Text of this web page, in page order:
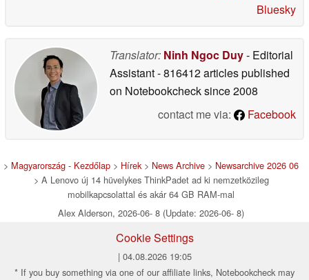
Bluesky
Translator: Ninh Ngoc Duy- Editorial
Assistant- 816412 articles published
on Notebookchecksince 2008
contact me via:
Facebook
> Magyarország - Kezdőlap > Hírek > News Archive > Newsarchive 2026 06
> A Lenovo új 14 hüvelykes ThinkPadet ad ki nemzetközileg
mobilkapcsolattal és akár 64 GB RAM-mal
Alex Alderson, 2026-06- 8 (Update: 2026-06- 8)
Cookie Settings
| 04.08.2026 19:05
* If you buy something via one of our affiliate links, Notebookcheck may